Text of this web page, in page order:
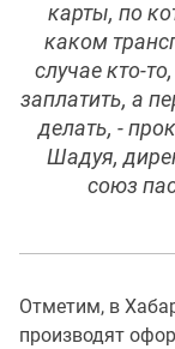
карты, по
каком
случае кто-
заплатить, а
делать, -
Шадуя,
союз
Отметим, в
производят